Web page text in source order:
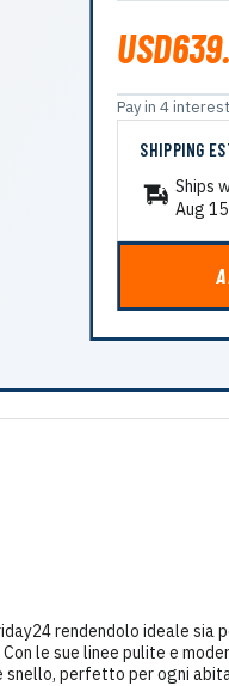
Pay in 4
SHIPPING
Ships
Aug 15
rendendolo ideale sia
le sue linee pulite e
perfetto per ogni